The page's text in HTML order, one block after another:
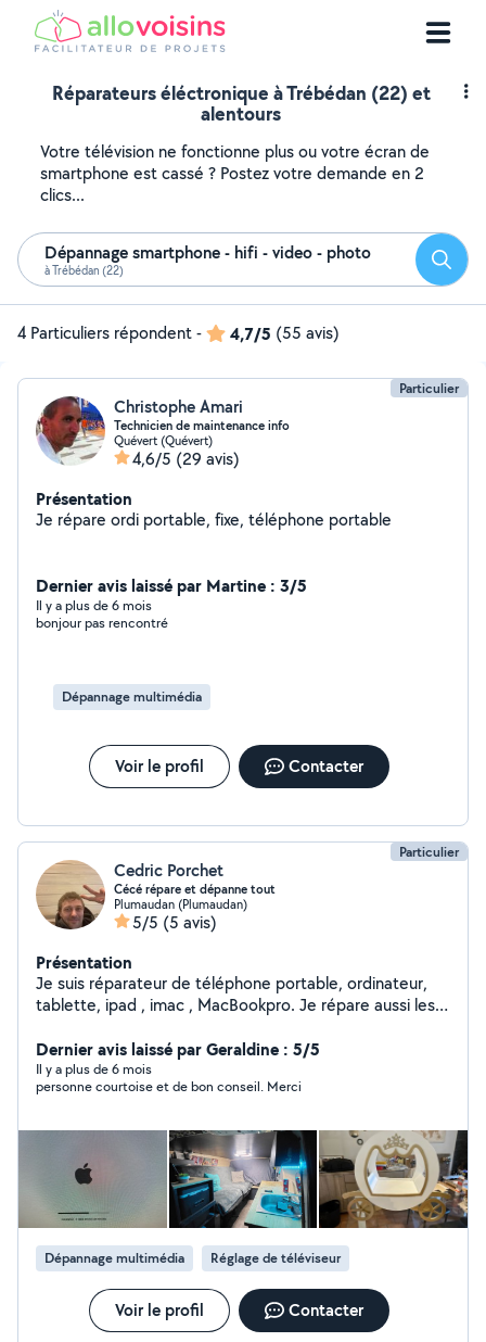
Réparateurs éléctronique à Trébédan (22) et
alentours
Votre télévision ne fonctionne plus ou votre écran de
smartphone est cassé ? Postez votre demande en 2
clics...
Dépannage smartphone - hifi - video - photo
à Trébédan (22)
4 Particuliers répondent- 4,7/5 (55 avis)
Particulier
Christophe Amari
Technicien de maintenance info
Quévert (Quévert)
4,6/5 (29 avis)
Présentation
Je répare ordi portable, fixe, téléphone portable
Dernier avis laissé par Martine : 3/5
Il y a plus de 6 mois
bonjour pas rencontré
Dépannage multimédia
Voir le profil Contacter
Particulier
Cedric Porchet
Cécé répare et dépanne tout
Plumaudan (Plumaudan)
5/5 (5 avis)
Présentation
Je suis réparateur de téléphone portable, ordinateur,
tablette, ipad , imac , MacBookpro. Je répare aussi les
placo , rail , parquet, wc, carrelage.
Dernier avis laissé par Geraldine : 5/5
Il y a plus de 6 mois
personne courtoise et de bon conseil. Merci
Dépannage multimédia Réglage de téléviseur
Voir le profil Contacter